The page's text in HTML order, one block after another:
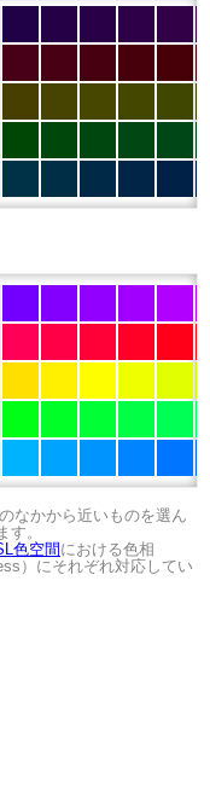
なかから近いものを選ん
。
色空間 における色相
）にそれぞれ対応してい